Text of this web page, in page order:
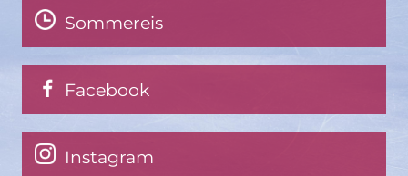
Sommereis
Facebook
Instagram